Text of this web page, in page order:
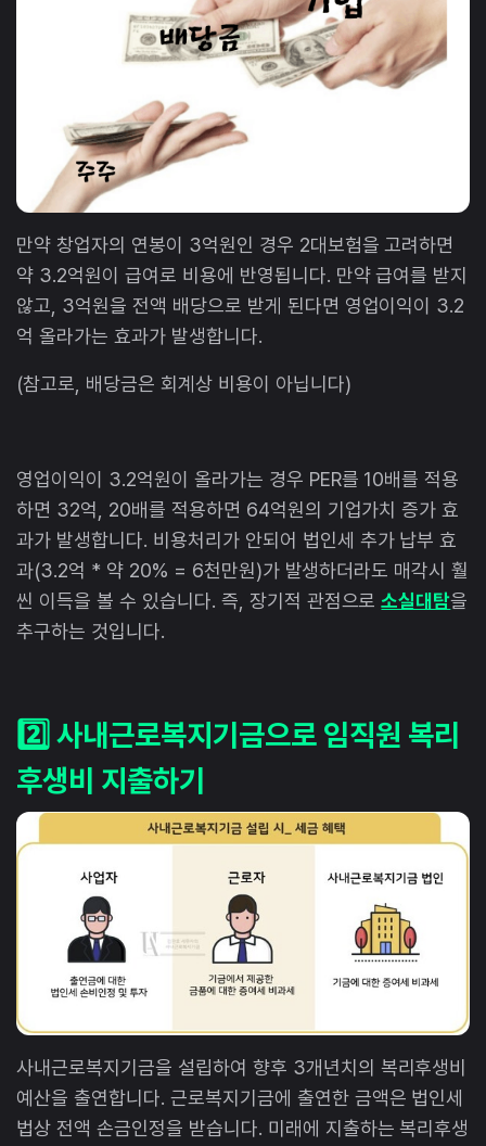
만약 창업자의 연봉이 3억원인 경우 2대보험을 고려하면
약 3.2억원이 급여로 비용에 반영됩니다. 만약 급여를 받지
않고, 3억원을 전액 배당으로 받게 된다면 영업이익이 3.2
억 올라가는 효과가 발생합니다.
(참고로, 배당금은 회계상 비용이 아닙니다)
영업이익이 3.2억원이 올라가는 경우 PER를 10배를 적용
하면 32억, 20배를 적용하면 64억원의 기업가치 증가 효
과가 발생합니다. 비용처리가 안되어 법인세 추가 납부 효
과(3.2억 * 약 20% = 6천만원)가 발생하더라도 매각시 훨
씬 이득을 볼 수 있습니다. 즉, 장기적 관점으로소실대탐을
추구하는 것입니다.
2️⃣ 사내근로복지기금으로 임직원 복리
후생비 지출하기
사내근로복지기금을 설립하여 향후 3개년치의 복리후생비
예산을 출연합니다. 근로복지기금에 출연한 금액은 법인세
법상 전액 손금인정을 받습니다. 미래에 지출하는 복리후생